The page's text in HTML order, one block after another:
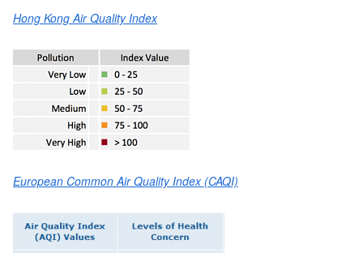
Hong Kong Air Quality Index
European Common Air Quality Index (CAQI)